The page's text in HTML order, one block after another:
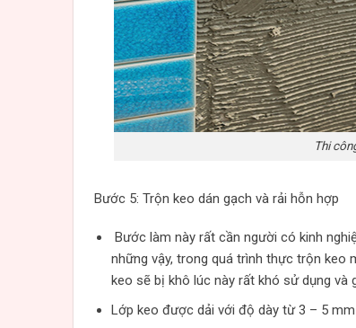
Thi
Bước 5: Trộn keo dán gạch và rải hỗn hợp
Bước làm này rất cần người có kinh
những vậy, trong quá trình thực trộn keo
keo sẽ bị khô lúc này rất khó sử dụng và
Lớp keo được dải với độ dày từ 3 – 5